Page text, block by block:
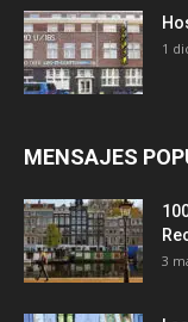
1
MENSAJES
3